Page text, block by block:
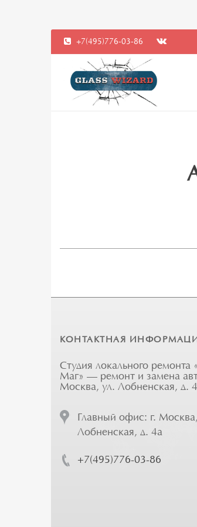
+7(495)776-03-86
КОНТАКТНАЯ
Студия локального ремонта
Маг» — ремонт и замена
Москва, ул. Лобненская, д.
Главный офис: г.
Лобненская, д. 4а
+7(495)776-03-86